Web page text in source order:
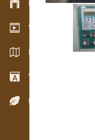
Krājumu vadība
Video telpa
Katalogi / Brošūras
Vārdnīca
Koku sugas